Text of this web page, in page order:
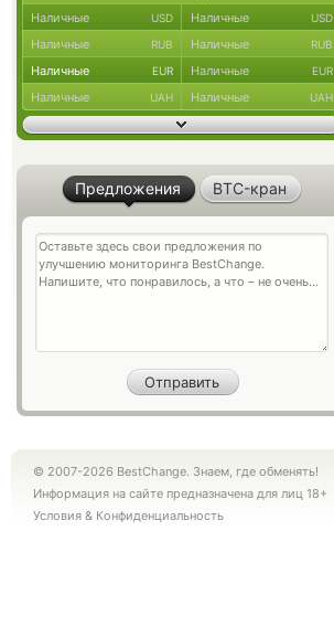
Наличные USD Наличные USD
Наличные RUB Наличные RUB
Наличные EUR Наличные EUR
Наличные UAH Наличные UAH
Предложения BTC-кран
© 2007-2026 BestChange. Знаем, где обменять!
Информация на сайте предназначена для лиц 18+
Условия & Конфиденциальность